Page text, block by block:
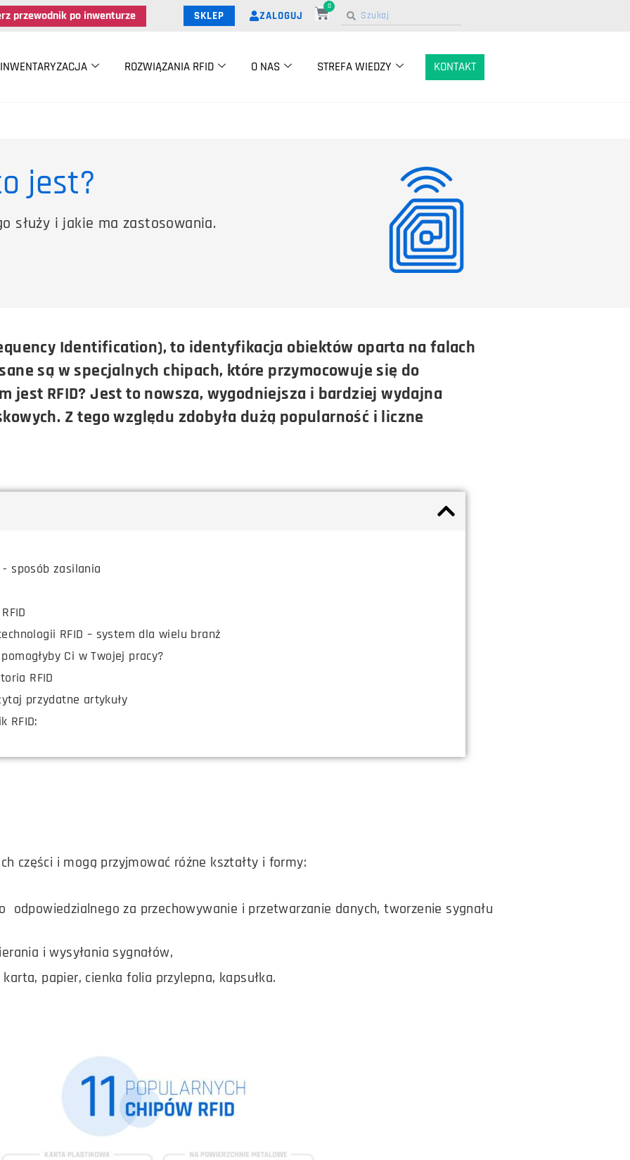
przewodnik po inwenturze SKLEP ZALOGUJ
0
INWENTARYZACJA ROZWIĄZANIA RFID O NAS STREFA WIEDZY KONTAKT
jest?
służy i jakie ma zastosowania.
Identification), to identyfikacja obiektów oparta na falach
są w specjalnych chipach, które przymocowuje się do
jest RFID? Jest to nowsza, wygodniejsza i bardziej wydajna
Z tego względu zdobyła dużą popularność i liczne
- sposób zasilania
RFID – system dla wielu branż
Ci w Twojej pracy?
RFID
przydatne artykuły
RFID:
części i mogą przyjmować różne kształty i formy:
odpowiedzialnego za przechowywanie i przetwarzanie danych, tworzenie sygnału
i wysyłania sygnałów,
papier, cienka folia przylepna, kapsułka.